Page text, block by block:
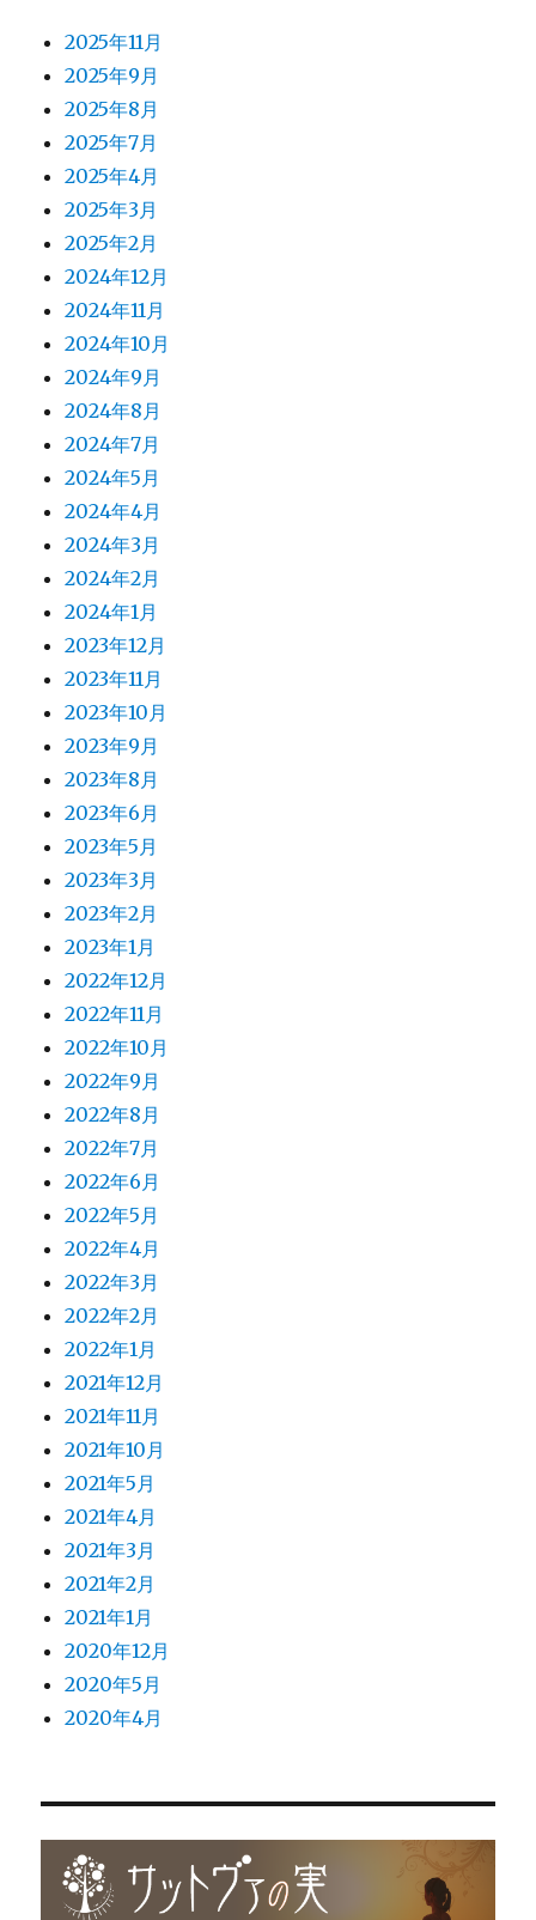
2025年11月
2025年9月
2025年8月
2025年7月
2025年4月
2025年3月
2025年2月
2024年12月
2024年11月
2024年10月
2024年9月
2024年8月
2024年7月
2024年5月
2024年4月
2024年3月
2024年2月
2024年1月
2023年12月
2023年11月
2023年10月
2023年9月
2023年8月
2023年6月
2023年5月
2023年3月
2023年2月
2023年1月
2022年12月
2022年11月
2022年10月
2022年9月
2022年8月
2022年7月
2022年6月
2022年5月
2022年4月
2022年3月
2022年2月
2022年1月
2021年12月
2021年11月
2021年10月
2021年5月
2021年4月
2021年3月
2021年2月
2021年1月
2020年12月
2020年5月
2020年4月